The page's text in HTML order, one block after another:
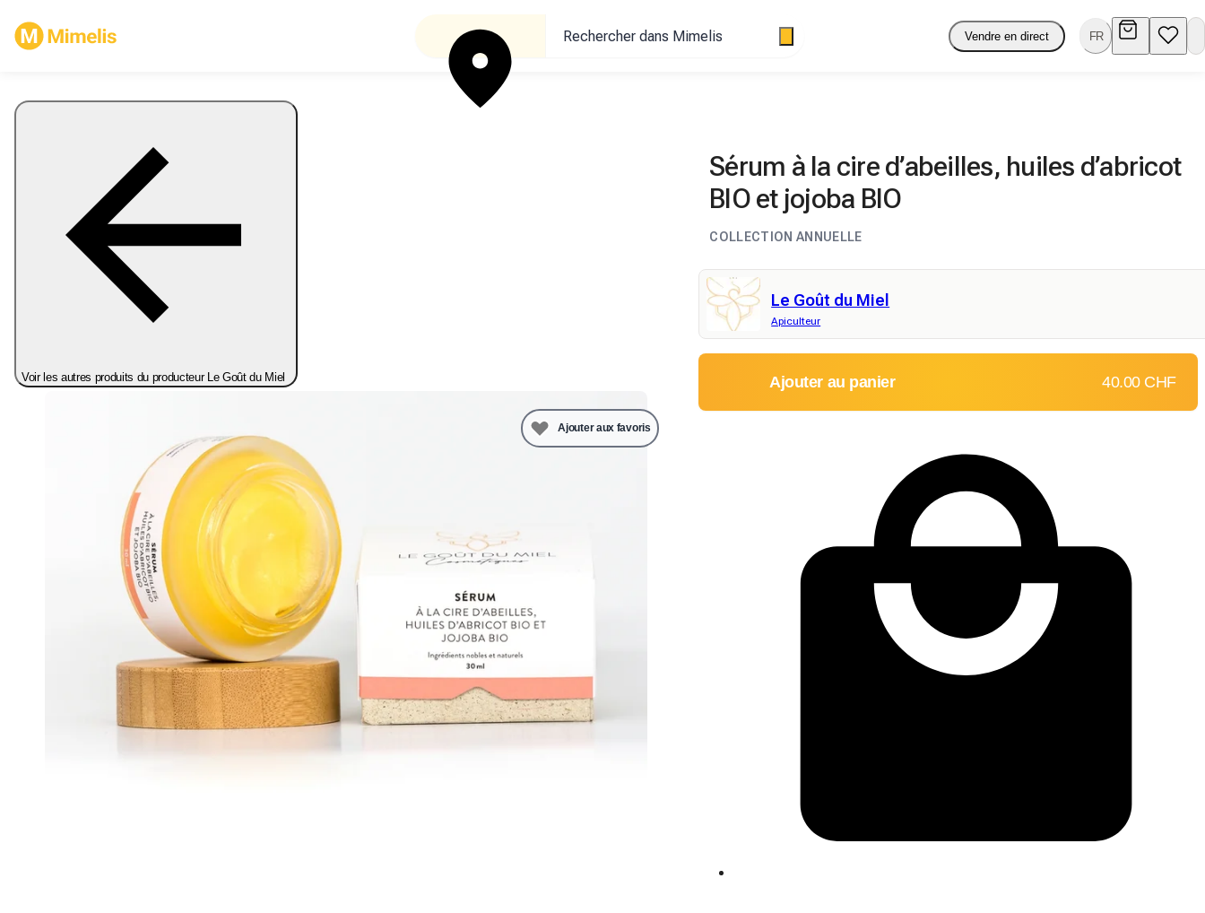
Rechercher dans Mimelis Vendre en direct FR
Voir les autres produits du producteur Le Goût du Miel
Ajouter aux favoris
Sérum à la cire d’abeilles, huiles d’abricot
BIO et jojoba BIO
COLLECTION ANNUELLE
Le Goût du Miel
Apiculteur
Ajouter au panier 40.00 CHF